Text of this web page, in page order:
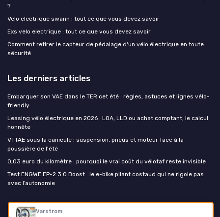
Varstrom
?
Velo electrique swann : tout ce que vous devez savoir
Exs velo electrique : tout ce que vous devez savoir
Comment retirer le capteur de pédalage d'un vélo électrique en toute
sécurité
Les derniers articles
Embarquer son VAE dans le TER cet été : règles, astuces et lignes vélo-
friendly
Leasing vélo électrique en 2026 : LOA, LLD ou achat comptant, le calcul
honnête
VTTAE sous la canicule : suspension, pneus et moteur face à la
poussière de l'été
0,03 euro du kilomètre : pourquoi le vrai coût du vélotaf reste invisible
Test ENGWE EP-2 3.0 Boost : le e-bike pliant costaud qui ne rigole pas
avec l’autonomie
Mon velo electrique